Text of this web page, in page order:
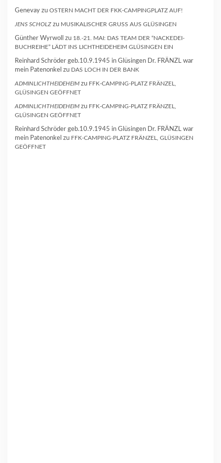
Genevay zu OSTERN MACHT DER FKK-CAMPINGPLATZ AUF!
JENS SCHOLZ zu MUSIKALISCHER GRUSS AUS GLÜSINGEN
Günther Wyrwoll zu 18.-21. MAI: DAS TEAM DER “NACKEDEI-
BUCHREIHE” LÄDT INS LICHTHEIDEHEIM GLÜSINGEN EIN
Reinhard Schröder geb.10.9.1945 in Glüsingen Dr. FRÄNZL war
mein Patenonkel zu DAS LOCH IN DER BANK
ADMINLICHTHEIDEHEIM zu FFK-CAMPING-PLATZ FRÄNZEL,
GLÜSINGEN GEÖFFNET
ADMINLICHTHEIDEHEIM zu FFK-CAMPING-PLATZ FRÄNZEL,
GLÜSINGEN GEÖFFNET
Reinhard Schröder geb.10.9.1945 in Glüsingen Dr. FRÄNZL war
mein Patenonkel zu FFK-CAMPING-PLATZ FRÄNZEL, GLÜSINGEN
GEÖFFNET